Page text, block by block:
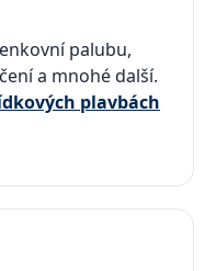
palubu,
a mnohé další.
plavbách